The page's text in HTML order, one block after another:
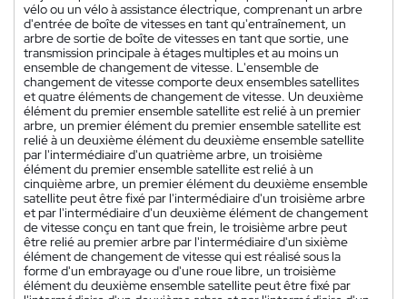
vélo ou un vélo à assistance électrique, comprenant un arbre
d'entrée de boîte de vitesses en tant qu'entraînement, un
arbre de sortie de boîte de vitesses en tant que sortie, une
transmission principale à étages multiples et au moins un
ensemble de changement de vitesse. L'ensemble de
changement de vitesse comporte deux ensembles satellites
et quatre éléments de changement de vitesse. Un deuxième
élément du premier ensemble satellite est relié à un premier
arbre, un premier élément du premier ensemble satellite est
relié à un deuxième élément du deuxième ensemble satellite
par l'intermédiaire d'un quatrième arbre, un troisième
élément du premier ensemble satellite est relié à un
cinquième arbre, un premier élément du deuxième ensemble
satellite peut être fixé par l'intermédiaire d'un troisième arbre
et par l'intermédiaire d'un deuxième élément de changement
de vitesse conçu en tant que frein, le troisième arbre peut
être relié au premier arbre par l'intermédiaire d'un sixième
élément de changement de vitesse qui est réalisé sous la
forme d'un embrayage ou d'une roue libre, un troisième
élément du deuxième ensemble satellite peut être fixé par